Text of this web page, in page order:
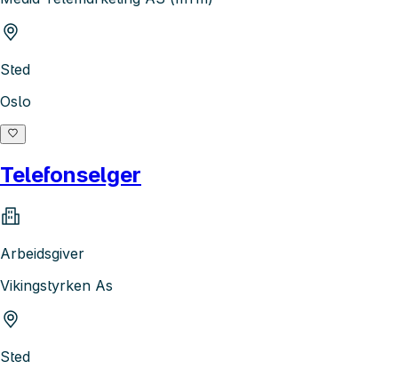
Sted
Oslo
Telefonselger
Arbeidsgiver
Vikingstyrken As
Sted